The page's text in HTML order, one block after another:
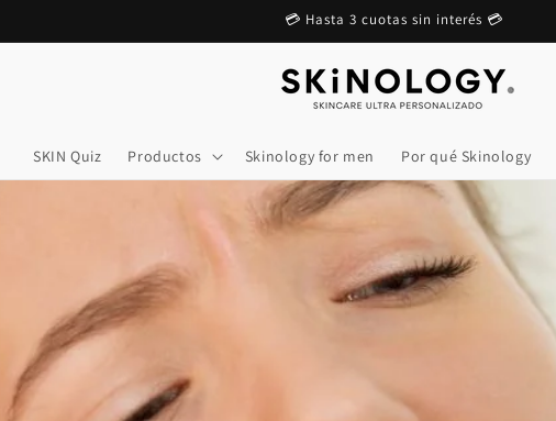
💳 Hasta 3 cuotas sin interés 💳
SKIN Quiz Productos Skinology for men Por qué Skinology